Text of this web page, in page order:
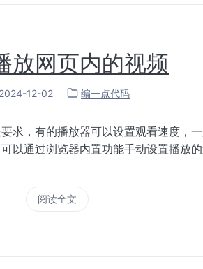
放网页内的视频
2024-12-02 编一点代码
求，有的播放器可以设置观看速度，
以通过浏览器内置功能手动设置播放
阅读全文